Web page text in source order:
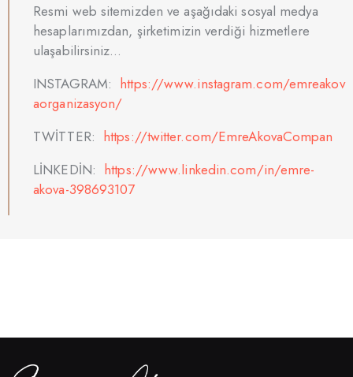
Resmi web sitemizden ve aşağıdaki sosyal medya
hesaplarımızdan, şirketimizin verdiği hizmetlere
ulaşabilirsiniz…
INSTAGRAM: https://www.instagram.com/emreakov
aorganizasyon/
TWİTTER: https://twitter.com/EmreAkovaCompan
LİNKEDİN: https://www.linkedin.com/in/emre-
akova-398693107